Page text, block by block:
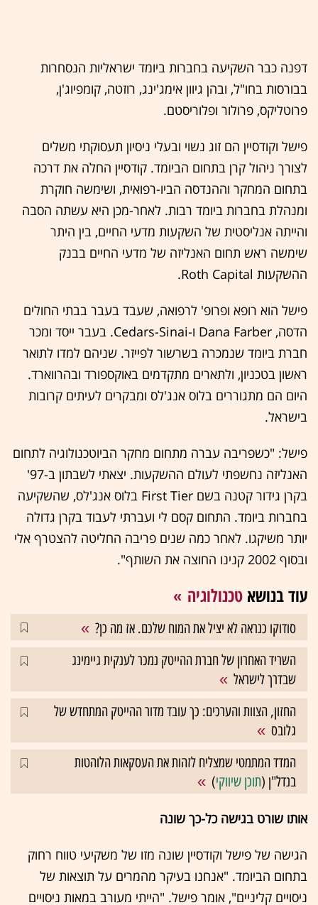
דפנה כבר השקיעה בחברות ביומד ישראליות הנסחרות
בבורסות בחו"ל, ובהן גיוון אימג'ינג, רוזטה, קומפיוג'ן,
פרוטליקס, פרולור ופלוריסטם.
פישל וקודסיין הם זוג נשוי ובעלי ניסיון תעסוקתי משלים
לצורך ניהול קרן בתחום הביומד. קודסיין החלה את דרכה
בתחום המחקר וההנדסה הביו-רפואית, ושימשה חוקרת
ומנהלת בחברות ביומד רבות. לאחר-מכן היא עשתה הסבה
והייתה אנליסטית של השקעות מדעי החיים, בין היתר
שימשה ראש תחום האנליזה של מדעי החיים בבנק
ההשקעות Roth Capital.
פישל הוא רופא ופרופ' לרפואה, שעבד בעבר בבתי החולים
הדסה, Dana Farber ו-Cedars-Sinai. בעבר ייסד ומכר
חברת ביומד שנמכרה בשרשור לפייזר. שניהם למדו לתואר
ראשון בטכניון, ולתארים מתקדמים באוקספורד ובהרווארד.
היום הם מתגוררים בלוס אנג'לס ומבקרים לעיתים קרובות
בישראל.
פישל: "כשפריבה עברה מתחום מחקר הביוטכנולוגיה לתחום
האנליזה נחשפתי לעולם ההשקעות. יצאתי לשבתון ב-97'
בקרן גידור קטנה בשם First Tier בלוס אנג'לס, שהשקיעה
בחברות ביומד. התחום קסם לי ועברתי לעבוד בקרן גדולה
יותר משיקגו. לאחר כמה שנים פריבה החליטה להצטרף אלי
ובסוף 2002 קנינו החוצה את השותף".
עוד בנושא טכנולוגיה
סודוקו כנראה לא יציל את המוח שלכם. אז מה כן?
השריד האחרון של חברת ההייטק נמכר לענקית גיימינג
שבדרך לישראל
החזון, הצוות והערכים: כך עובד מדור ההייטק המתחדש של
גלובס
המדד המתמטי שמצליח לזהות את העסקאות הלוהטות
בנדל"ן (תוכן שיווקי)
אותו שורט בגישה כל-כך שונה
הגישה של פישל וקודסיין שונה מזו של משקיעי טווח רחוק
בתחום הביומד. "אנחנו בעיקר מהמרים על תוצאות של
ניסויים קליניים", אומר פישל. "הייתי מעורב במאות ניסויים